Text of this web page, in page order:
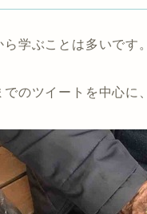
学ぶことは多いです
でのツイートを中心